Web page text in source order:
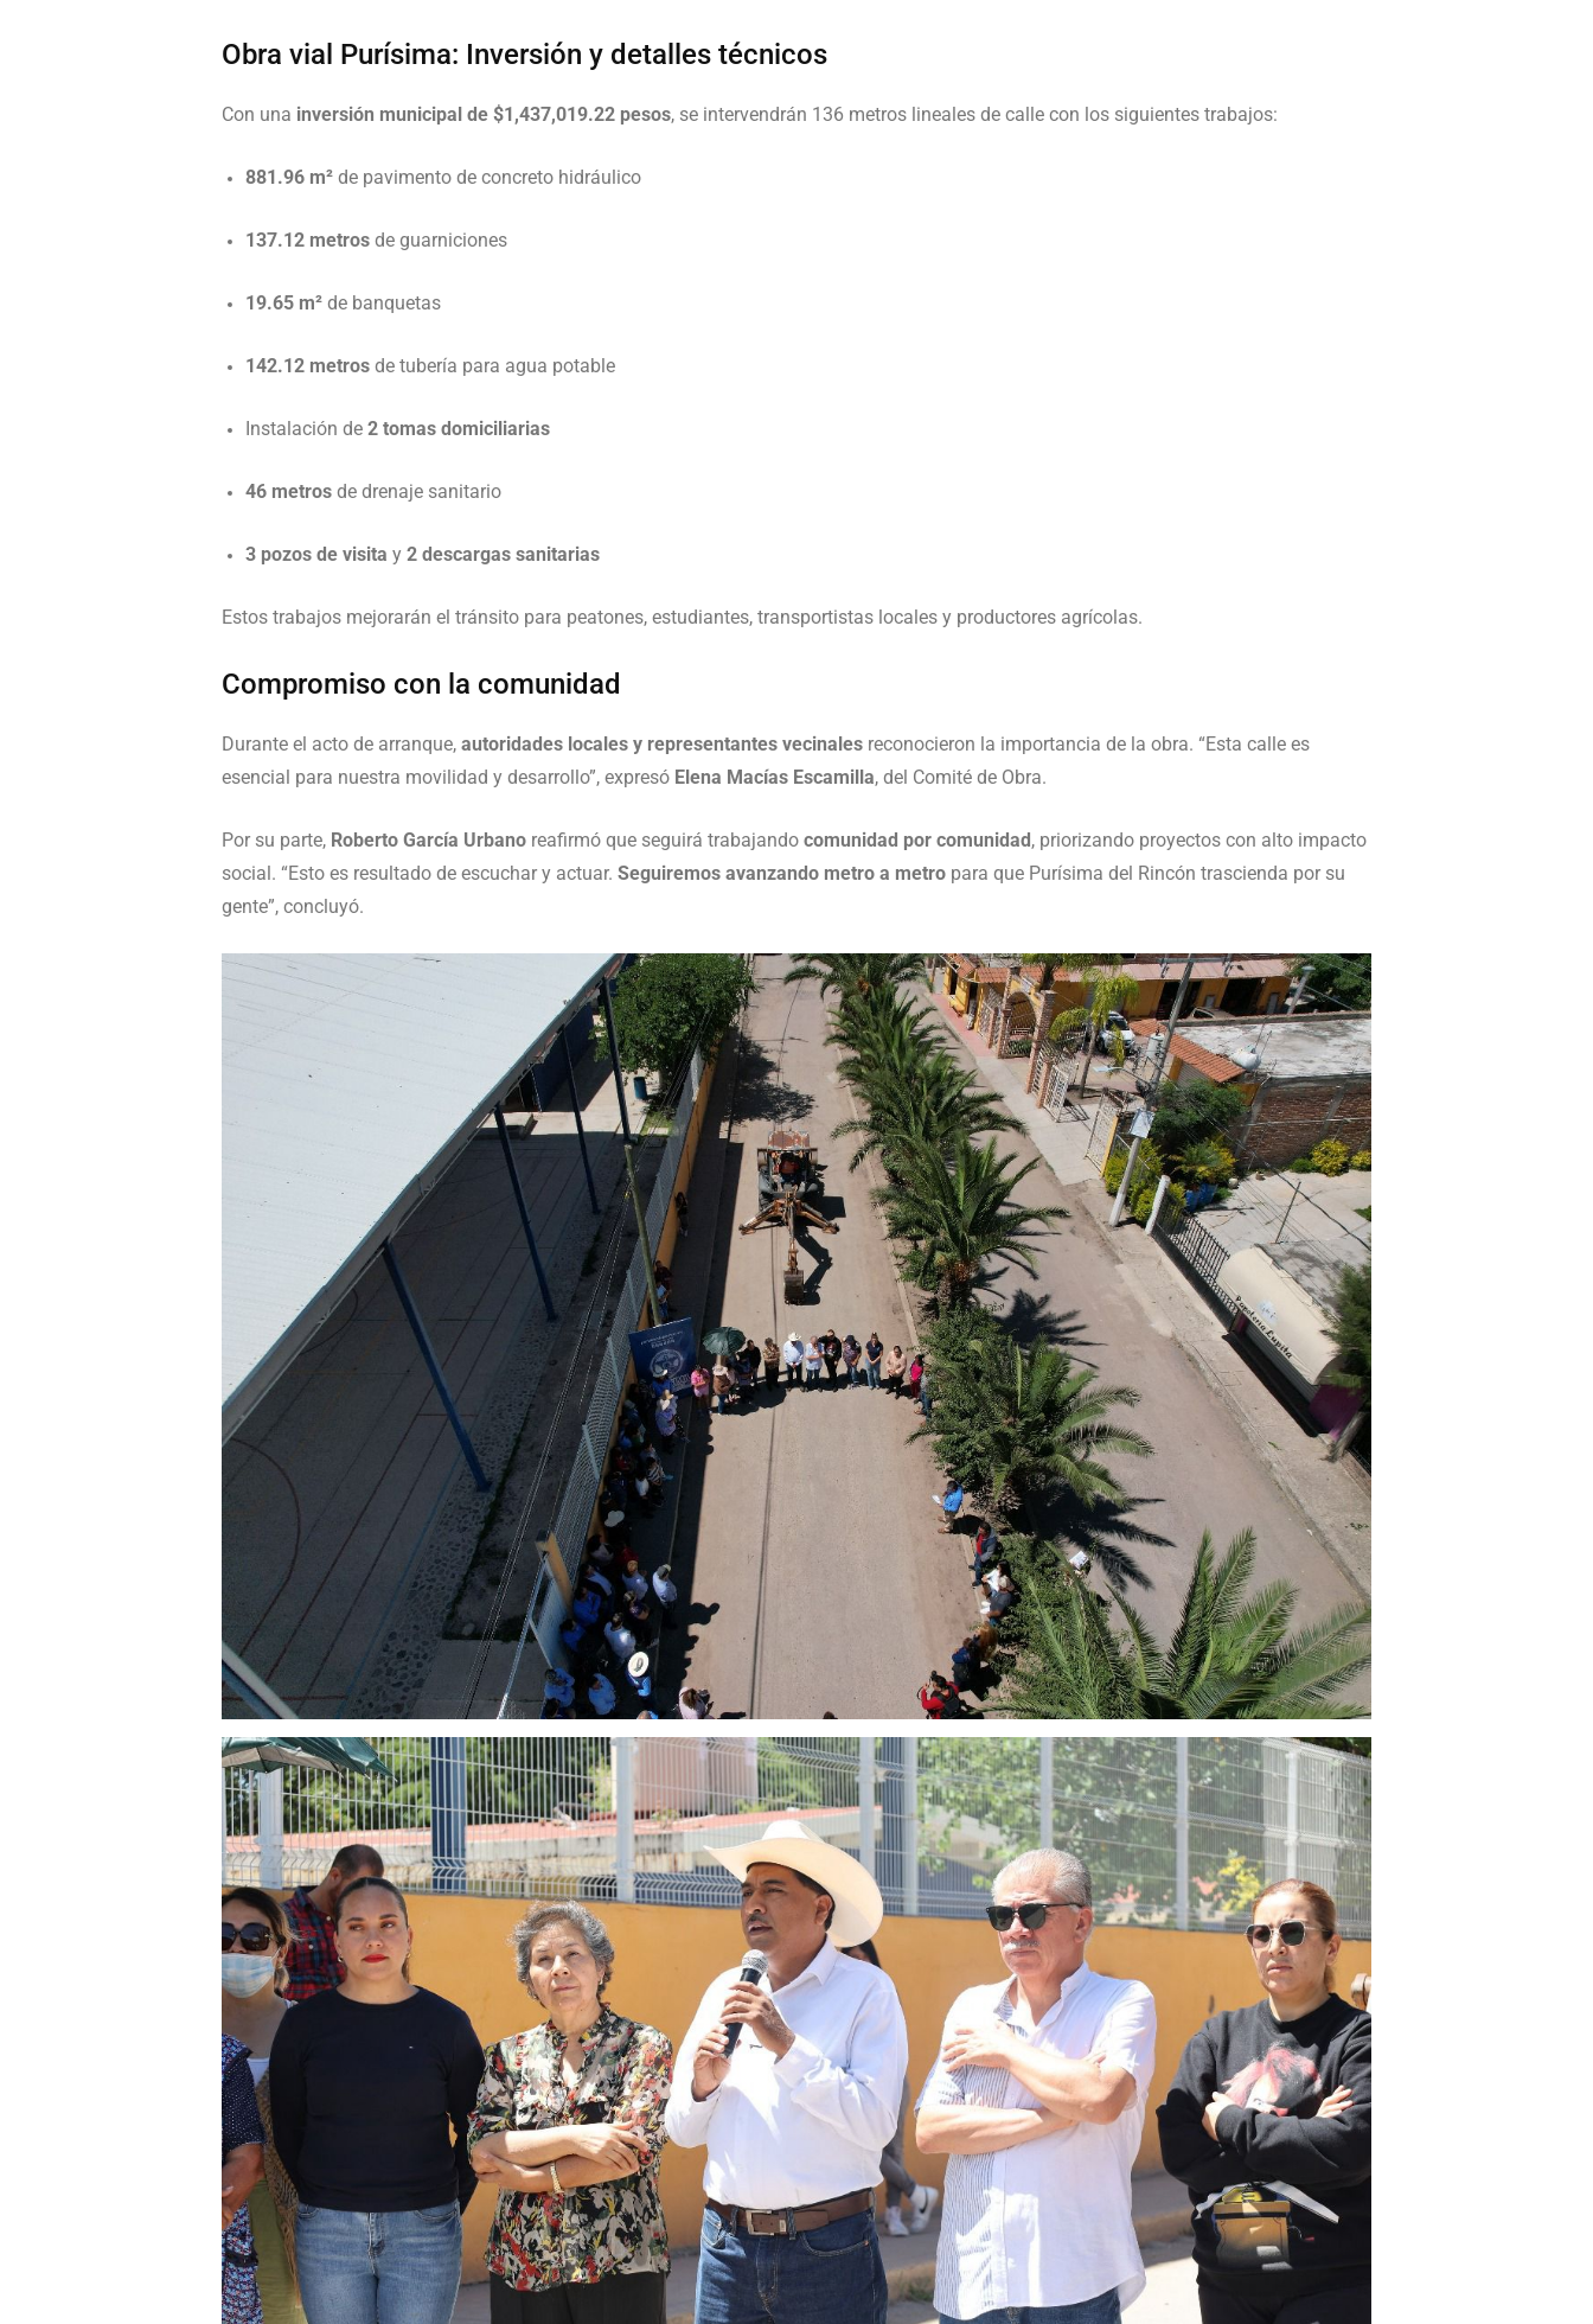
Obra vial Purísima: Inversión y detalles técnicos
Con una inversión municipal de $1,437,019.22 pesos, se intervendrán 136 metros lineales de calle con los siguientes trabajos:
881.96 m² de pavimento de concreto hidráulico
137.12 metros de guarniciones
19.65 m² de banquetas
142.12 metros de tubería para agua potable
Instalación de 2 tomas domiciliarias
46 metros de drenaje sanitario
3 pozos de visita y 2 descargas sanitarias
Estos trabajos mejorarán el tránsito para peatones, estudiantes, transportistas locales y productores agrícolas.
Compromiso con la comunidad
Durante el acto de arranque, autoridades locales y representantes vecinales reconocieron la importancia de la obra. “Esta calle es
esencial para nuestra movilidad y desarrollo”, expresó Elena Macías Escamilla, del Comité de Obra.
Por su parte, Roberto García Urbano reafirmó que seguirá trabajando comunidad por comunidad, priorizando proyectos con alto impacto
social. “Esto es resultado de escuchar y actuar. Seguiremos avanzando metro a metro para que Purísima del Rincón trascienda por su
gente”, concluyó.